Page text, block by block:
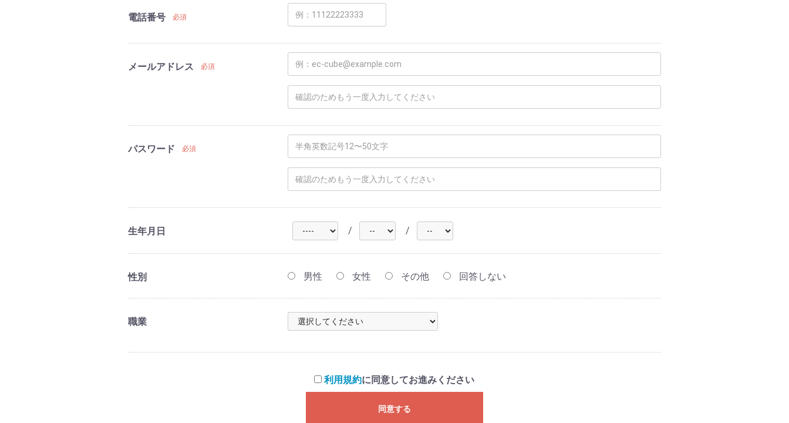
電話番号 必須
メールアドレス 必須
パスワード 必須
生年月日 / /
性別 男性 女性 その他 回答しない
職業
利用規約に同意してお進みください
同意する